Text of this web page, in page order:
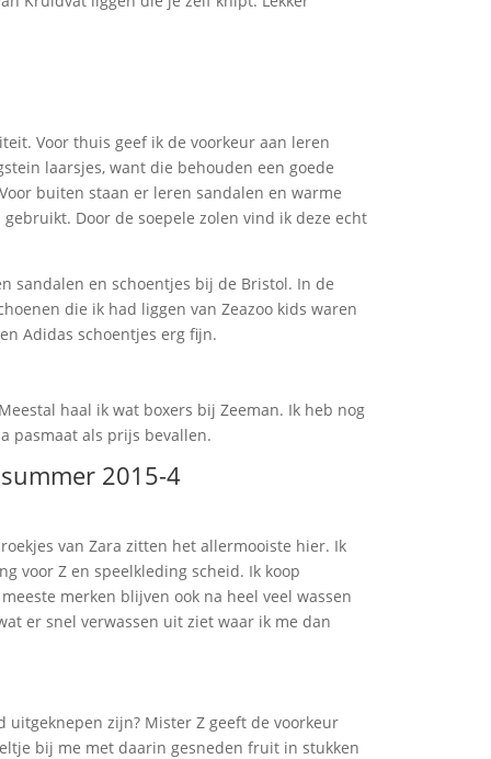
Voor thuis geef ik de voorkeur aan leren
laarsjes, want die behouden een goede
buiten staan er leren sandalen en warme
gebruikt. Door de soepele zolen vind ik deze echt
sandalen en schoentjes bij de Bristol. In de
die ik had liggen van Zeazoo kids waren
Adidas schoentjes erg fijn.
haal ik wat boxers bij Zeeman. Ik heb nog
pasmaat als prijs bevallen.
van Zara zitten het allermooiste hier. Ik
voor Z en speelkleding scheid. Ik koop
merken blijven ook na heel veel wassen
er snel verwassen uit ziet waar ik me dan
zijn? Mister Z geeft de voorkeur
bij me met daarin gesneden fruit in stukken